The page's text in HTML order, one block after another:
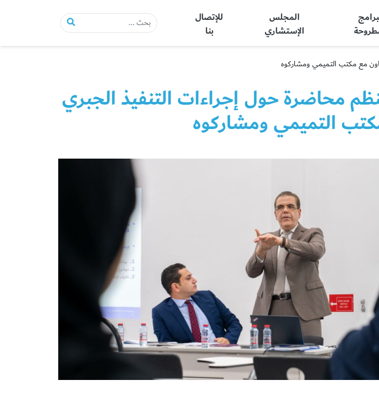
المجلس
الإستشاري
للإتصال
بنا
مع مكتب التميمي ومشاركوه
محاضرة حول إجراءات التنفيذ الجبري
التميمي ومشاركوه